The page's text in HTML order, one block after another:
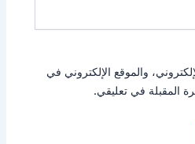
والموقع الإلكتروني في
المقبلة في تعليقي.